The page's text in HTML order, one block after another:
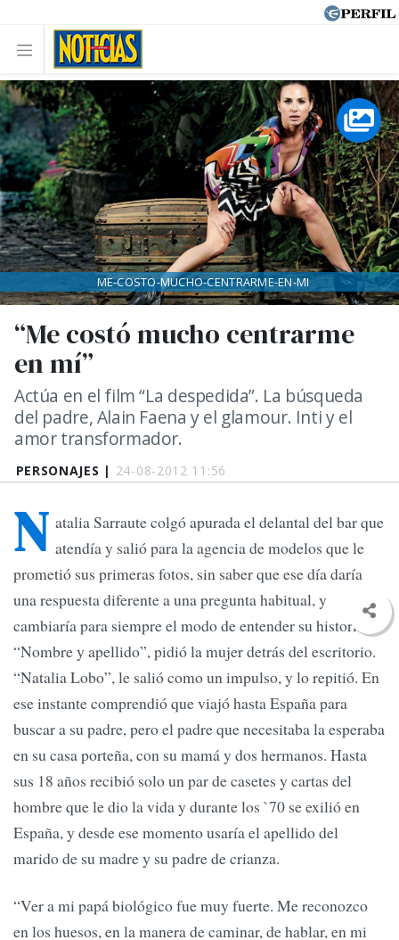
PERSONAJES | 24-08-2012 11:56
“Me costó mucho centrarme
en mí”
Actúa en el film “La despedida”. La búsqueda
del padre, Alain Faena y el glamour. Inti y el
amor transformador.
ME-COSTO-MUCHO-CENTRARME-EN-MI
N atalia Sarraute colgó apurada el delantal del bar que
atendía y salió para la agencia de modelos que le
prometió sus primeras fotos, sin saber que ese día daría
una respuesta diferente a una pregunta habitual, y
cambiaría para siempre el modo de entender su historia.
“Nombre y apellido”, pidió la mujer detrás del escritorio.
“Natalia Lobo”, le salió como un impulso, y lo repitió. En
ese instante comprendió que viajó hasta España para
buscar a su padre, pero el padre que necesitaba la esperaba
en su casa porteña, con su mamá y dos hermanos. Hasta
sus 18 años recibió solo un par de casetes y cartas del
hombre que le dio la vida y durante los `70 se exilió en
España, y desde ese momento usaría el apellido del
marido de su madre y su padre de crianza.
“Ver a mi papá biológico fue muy fuerte. Me reconozco
en los huesos, en la manera de caminar, de hablar, en mi